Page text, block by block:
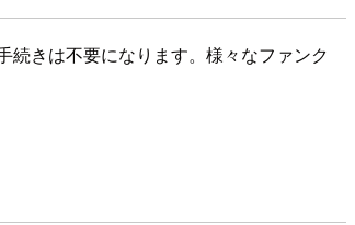
きは不要になります。様々なファンク